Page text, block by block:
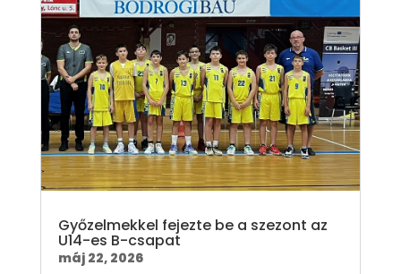
Győzelmekkel fejezte be a szezont az
U14-es B-csapat
máj 22, 2026